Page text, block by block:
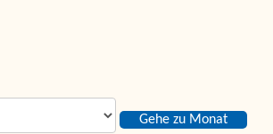
Gehe zu Monat